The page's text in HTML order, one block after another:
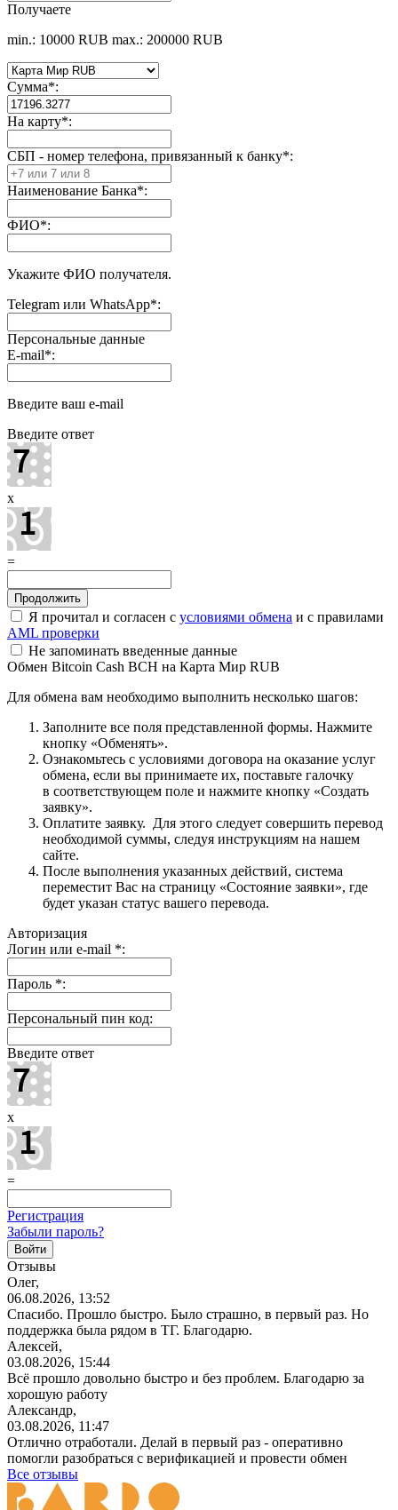
Получаете
min.: 10000 RUB max.: 200000 RUB
Сумма*:
На карту*:
СБП - номер телефона, привязанный к банку*:
Наименование Банка*:
ФИО*:
Укажите ФИО получателя.
Telegram или WhatsApp*:
Персональные данные
E-mail*:
Введите ваш e-mail
Введите ответ
x
=
Я прочитал и согласен с условиями обмена и с правилами
AML проверки
Не запоминать введенные данные
Обмен Bitcoin Cash BCH на Карта Мир RUB
Для обмена вам необходимо выполнить несколько шагов:
Заполните все поля представленной формы. Нажмите
кнопку «Обменять».
Ознакомьтесь с условиями договора на оказание услуг
обмена, если вы принимаете их, поставьте галочку
в соответствующем поле и нажмите кнопку «Создать
заявку».
Оплатите заявку. Для этого следует совершить перевод
необходимой суммы, следуя инструкциям на нашем
сайте.
После выполнения указанных действий, система
переместит Вас на страницу «Состояние заявки», где
будет указан статус вашего перевода.
Авторизация
Логин или e-mail *:
Пароль *:
Персональный пин код:
Введите ответ
x
=
Регистрация
Забыли пароль?
Отзывы
Олег,
06.08.2026, 13:52
Спасибо. Прошло быстро. Было страшно, в первый раз. Но
поддержка была рядом в ТГ. Благодарю.
Алексей,
03.08.2026, 15:44
Всё прошло довольно быстро и без проблем. Благодарю за
хорошую работу
Александр,
03.08.2026, 11:47
Отлично отработали. Делай в первый раз - оперативно
помогли разобраться с верификацией и провести обмен
Все отзывы